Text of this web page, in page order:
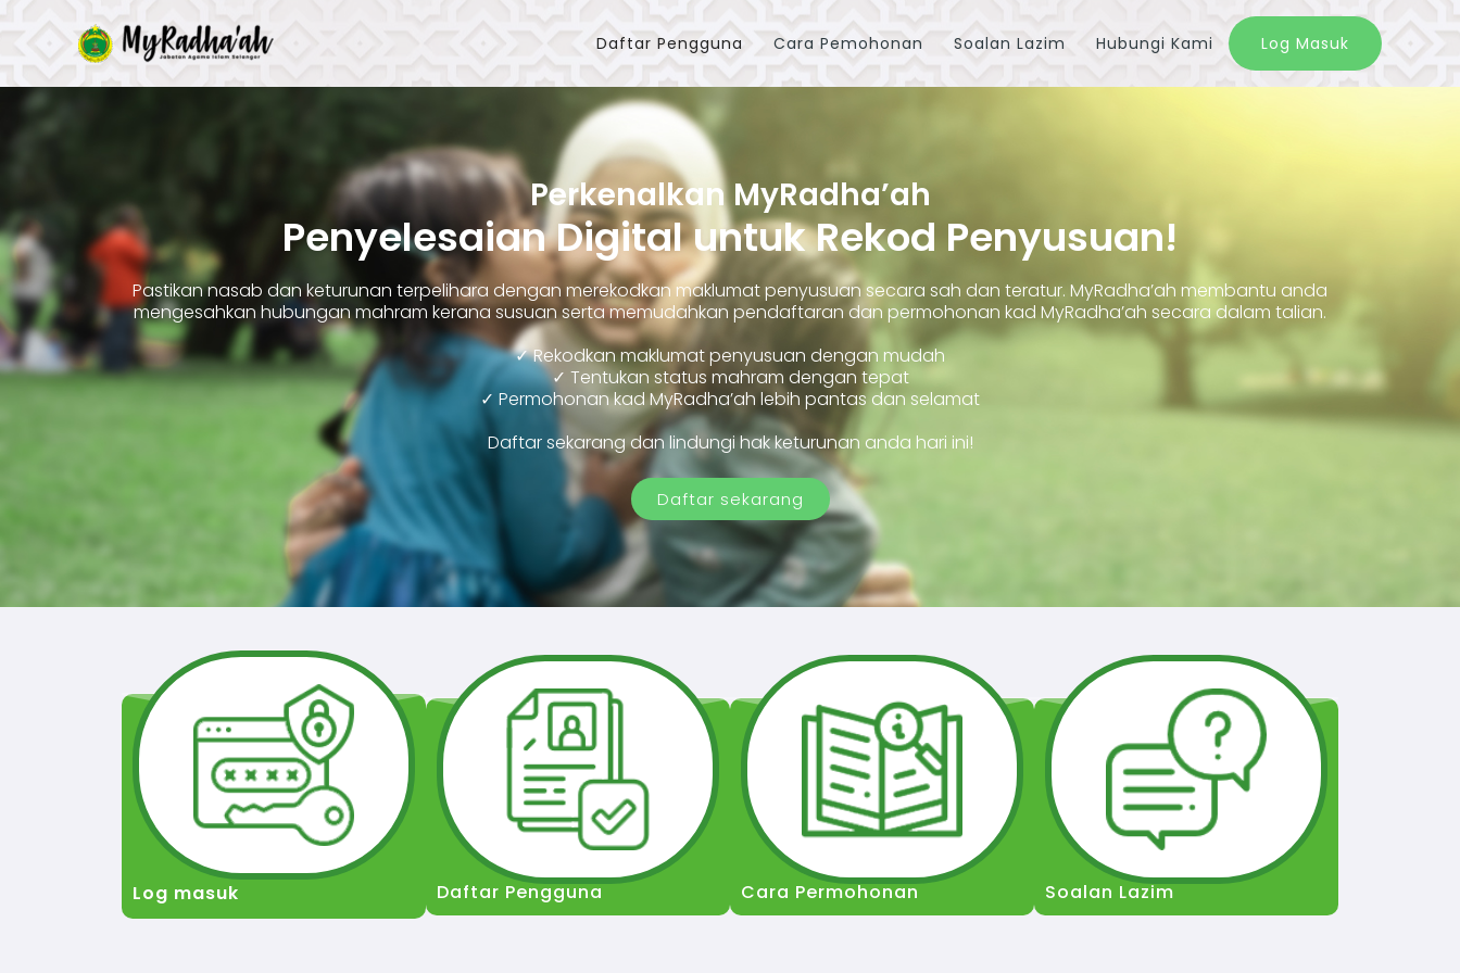
Skip
to
content
Daftar Pengguna Cara Pemohonan Soalan Lazim Hubungi Kami Log Masuk
Perkenalkan MyRadha’ah
Penyelesaian Digital untuk Rekod Penyusuan!
Pastikan nasab dan keturunan terpelihara dengan merekodkan maklumat penyusuan secara sah dan teratur. MyRadha’ah membantu anda
mengesahkan hubungan mahram kerana susuan serta memudahkan pendaftaran dan permohonan kad MyRadha’ah secara dalam talian.
✓ Rekodkan maklumat penyusuan dengan mudah
✓ Tentukan status mahram dengan tepat
✓ Permohonan kad MyRadha’ah lebih pantas dan selamat
Daftar sekarang dan lindungi hak keturunan anda hari ini!
Daftar sekarang
Log masuk Daftar Pengguna Cara Permohonan Soalan Lazim